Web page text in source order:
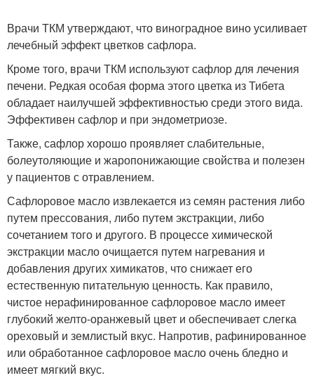
Врачи ТКМ утверждают, что виноградное вино усиливает
лечебный эффект цветков сафлора.
Кроме того, врачи ТКМ используют сафлор для лечения
печени. Редкая особая форма этого цветка из Тибета
обладает наилучшей эффективностью среди этого вида.
Эффективен сафлор и при эндометриозе.
Также, сафлор хорошо проявляет слабительные,
болеутоляющие и жаропонижающие свойства и полезен
у пациентов с отравлением.
Сафлоровое масло извлекается из семян растения либо
путем прессования, либо путем экстракции, либо
сочетанием того и другого. В процессе химической
экстракции масло очищается путем нагревания и
добавления других химикатов, что снижает его
естественную питательную ценность. Как правило,
чистое нерафинированное сафлоровое масло имеет
глубокий желто-оранжевый цвет и обеспечивает слегка
ореховый и землистый вкус. Напротив, рафинированное
или обработанное сафлоровое масло очень бледно и
имеет мягкий вкус.